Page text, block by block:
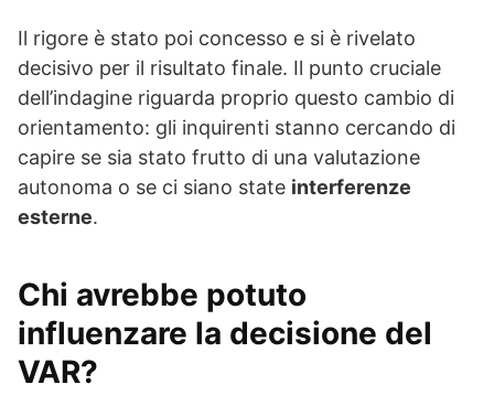
Il rigore è stato poi concesso e si è rivelato
decisivo per il risultato finale. Il punto cruciale
dell’indagine riguarda proprio questo cambio di
orientamento: gli inquirenti stanno cercando di
capire se sia stato frutto di una valutazione
autonoma o se ci siano state interferenze
esterne.
Chi avrebbe potuto
influenzare la decisione del
VAR?